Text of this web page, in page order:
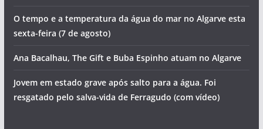
O tempo e a temperatura da água do mar no Algarve esta
sexta-feira (7 de agosto)
Ana Bacalhau, The Gift e Buba Espinho atuam no Algarve
Jovem em estado grave após salto para a água. Foi
resgatado pelo salva-vida de Ferragudo (com vídeo)